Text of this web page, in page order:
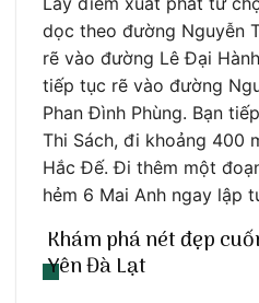
dọc theo đường Nguyễn
rẽ vào đường Lê Đại
tiếp tục rẽ vào đường
Phan Đình Phùng. Bạn
Thi Sách, đi khoảng 400
Hắc Đế. Đi thêm một
hẻm 6 Mai Anh ngay lập
Khám phá nét đẹp
Yên Đà Lạt